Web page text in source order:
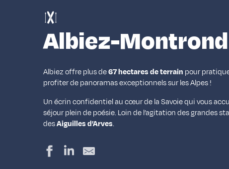
Albiez-Montrond
Albiez offre plus de67 hectares de terrain pour
profiter de panoramas exceptionnels sur les Alpes !
Un écrin confidentiel au cœur de la Savoie qui vous
séjour plein de poésie. Loin de l’agitation des grandes
desAiguilles d’Arves.